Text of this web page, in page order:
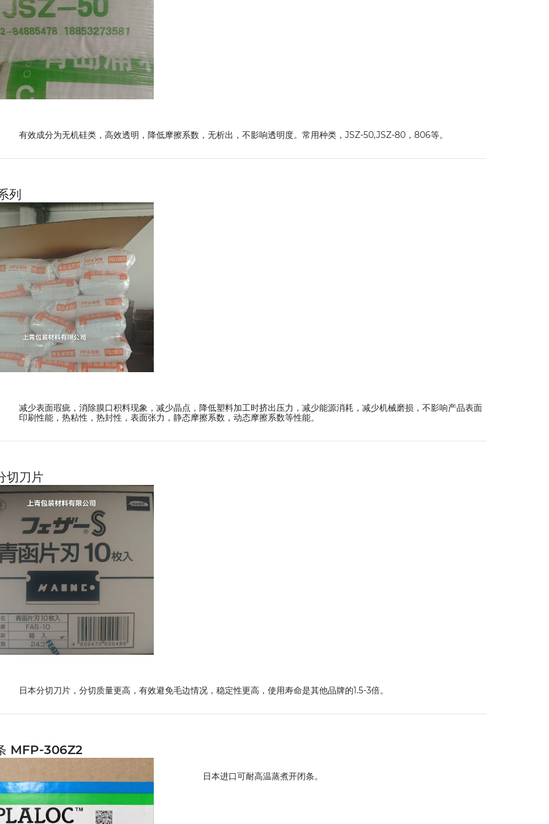
有效成分为无机硅类，高效透明，降低摩擦系数，无析出，不影响透明度。常用种类，JSZ-50,JSZ-80，806等。
列
减少表面瑕疵，消除膜口积料现象，减少晶点，降低塑料加工时挤出压力，减少能源消耗，减少机械磨损，不影响产品表面
印刷性能，热粘性，热封性，表面张力，静态摩擦系数，动态摩擦系数等性能。
切刀片
日本分切刀片，分切质量更高，有效避免毛边情况，稳定性更高，使用寿命是其他品牌的1.5-3倍。
MFP-306Z2
日本进口可耐高温蒸煮开闭条。